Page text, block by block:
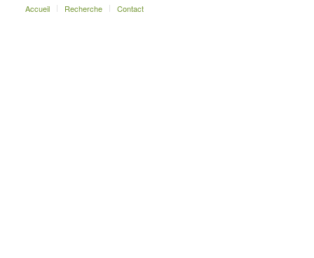
Accueil
Recherche Contact